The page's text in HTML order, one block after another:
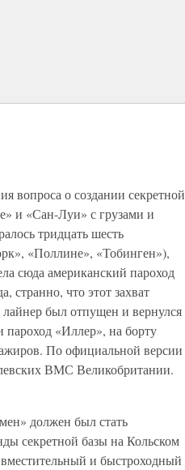
вопроса о создании секретной
и «Сан-Луи» с грузами и
тридцать шесть
«Поллине», «Тобинген»),
сюда американский пароход
что этот захват
лайнер был отпущен и вернулся
«Иллер», на борту
По официальной версии
ВМС Великобритании.
должен был стать
секретной базы на Кольском
и быстроходный